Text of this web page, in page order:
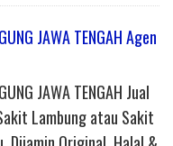
JAWA TENGAH Agen
JAWA TENGAH Jual
Lambung atau Sakit